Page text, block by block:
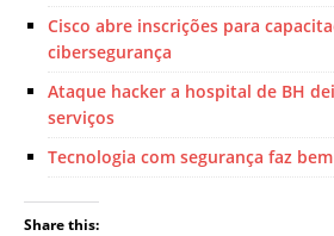
Cisco abre inscrições para
cibersegurança
Ataque hacker a hospital de BH
serviços
Tecnologia com segurança faz
Share this: